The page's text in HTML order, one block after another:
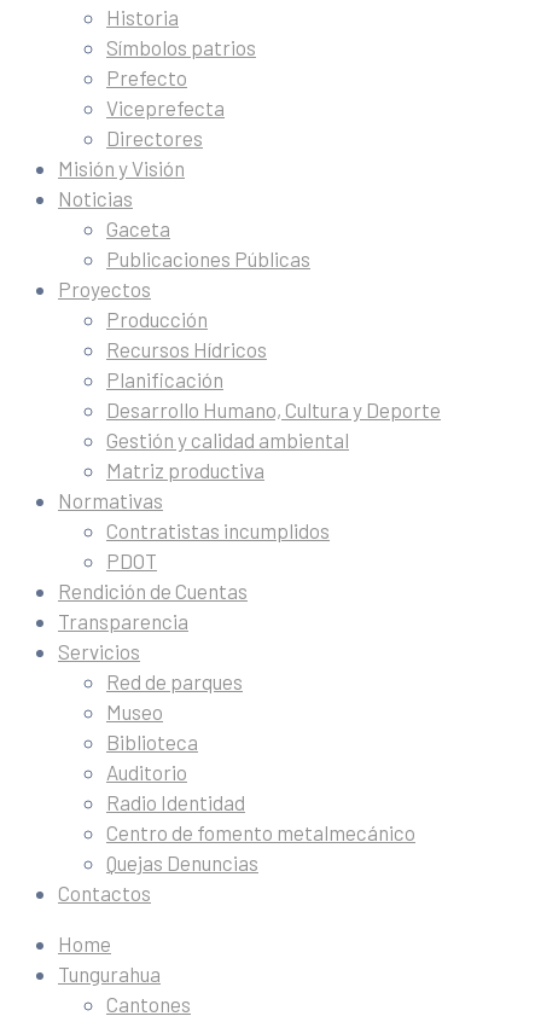
Historia
Símbolos patrios
Prefecto
Viceprefecta
Directores
Misión y Visión
Noticias
Gaceta
Publicaciones Públicas
Proyectos
Producción
Recursos Hídricos
Planificación
Desarrollo Humano, Cultura y Deporte
Gestión y calidad ambiental
Matriz productiva
Normativas
Contratistas incumplidos
PDOT
Rendición de Cuentas
Transparencia
Servicios
Red de parques
Museo
Biblioteca
Auditorio
Radio Identidad
Centro de fomento metalmecánico
Quejas Denuncias
Contactos
Home
Tungurahua
Cantones